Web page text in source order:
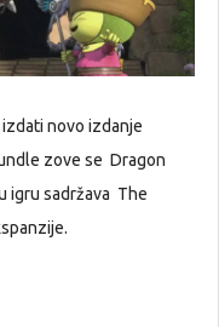
novo izdanje
zove se Dragon
igru sadržava The